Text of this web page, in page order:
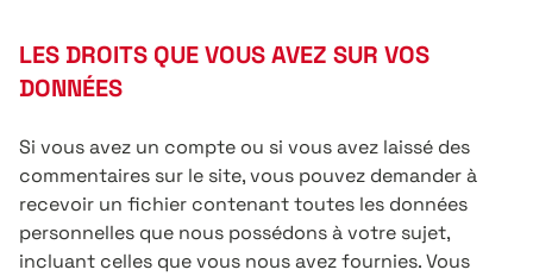
LES DROITS QUE VOUS AVEZ SUR VOS
DONNÉES
Si vous avez un compte ou si vous avez laissé des
commentaires sur le site, vous pouvez demander à
recevoir un fichier contenant toutes les données
personnelles que nous possédons à votre sujet,
incluant celles que vous nous avez fournies. Vous